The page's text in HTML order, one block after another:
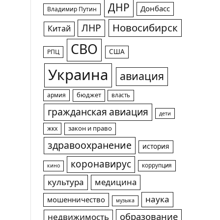
Владимир Путин ДНР Донбасс
Китай ЛНР Новосибирск
РПЦ СВО США
Украина авиация
армия бюджет власть
гражданская авиация дети
жкх закон и право
здравоохранение история
кино коронавирус коррупция
культура медицина
мошенничество музыка
наука
недвижимость
образование